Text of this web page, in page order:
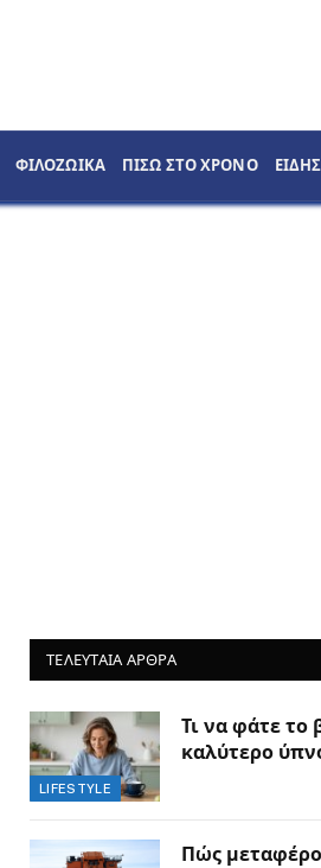
ΦΙΛΟΖΩΙΚΑ ΠΙΣΩ ΣΤΟ ΧΡΟΝΟ
ΤΕΛΕΥΤΑΙΑ ΑΡΘΡΑ
LIFESTYLE
Τι να φάτε το
καλύτερο
Πώς